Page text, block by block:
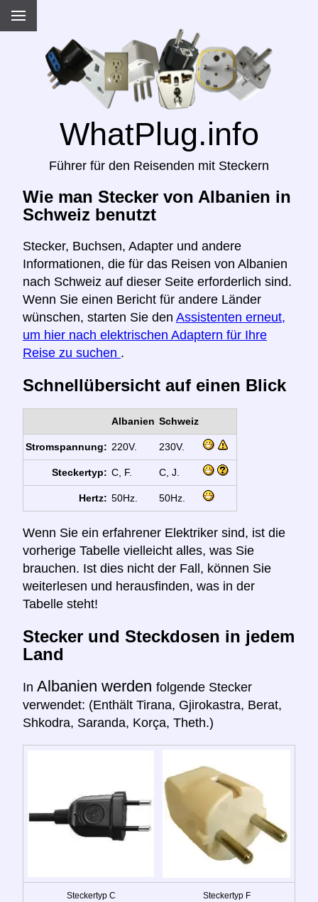
WhatPlug.info
Führer für den Reisenden mit Steckern
Wie man Stecker von Albanien in
Schweiz benutzt
Stecker, Buchsen, Adapter und andere
Informationen, die für das Reisen von Albanien
nach Schweiz auf dieser Seite erforderlich sind.
Wenn Sie einen Bericht für andere Länder
wünschen, starten Sie den Assistenten erneut,
um hier nach elektrischen Adaptern für Ihre
Reise zu suchen .
Schnellübersicht auf einen Blick
Albanien Schweiz
Stromspannung: 220V. 230V.
Steckertyp: C, F. C, J.
Hertz: 50Hz. 50Hz.
Wenn Sie ein erfahrener Elektriker sind, ist die
vorherige Tabelle vielleicht alles, was Sie
brauchen. Ist dies nicht der Fall, können Sie
weiterlesen und herausfinden, was in der
Tabelle steht!
Stecker und Steckdosen in jedem
Land
In Albanien werden folgende Stecker
verwendet: (Enthält Tirana, Gjirokastra, Berat,
Shkodra, Saranda, Korça, Theth.)
Steckertyp C Steckertyp F